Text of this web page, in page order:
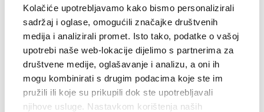
Kolačiće upotrebljavamo kako bismo personalizirali
sadržaj i oglase, omogućili značajke društvenih
medija i analizirali promet. Isto tako, podatke o vašoj
upotrebi naše web-lokacije dijelimo s partnerima za
društvene medije, oglašavanje i analizu, a oni ih
mogu kombinirati s drugim podacima koje ste im
pružili ili koje su prikupili dok ste upotrebljavali
njihove usluge. Nastavkom korištenja naših
pillow menu (mogućnost odabira jastuka)
rani check-in i kasni check-out (prema raspoloživosti)
besplatan Wi-Fi
* Termin za masažu potrebno je rezervirati najkasnije jedan dan
prije dolaska u hotel na telefonski broj +385 51 743 880.